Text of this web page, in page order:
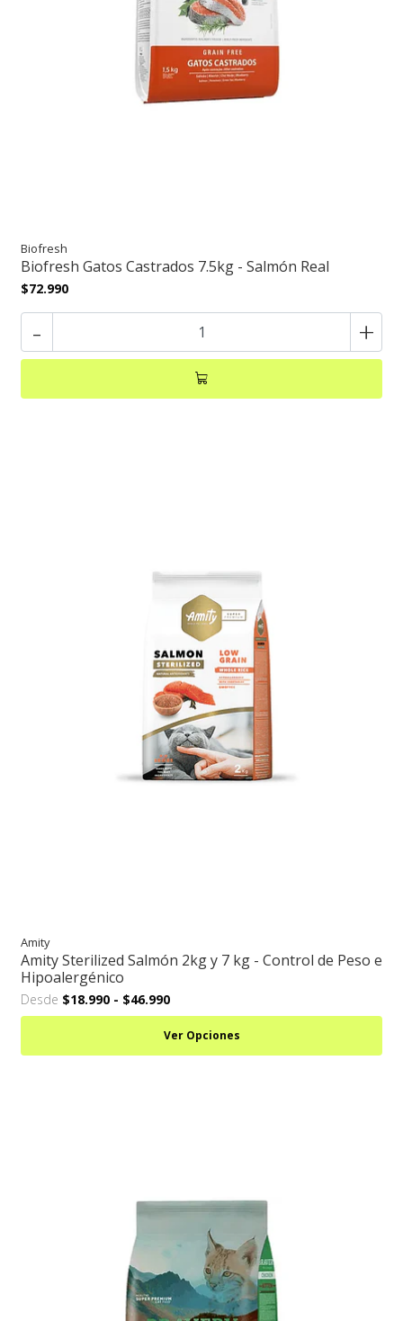
Biofresh
Biofresh Gatos Castrados 7.5kg - Salmón Real
$72.990
- +
Amity
Amity Sterilized Salmón 2kg y 7 kg - Control de Peso e
Hipoalergénico
Desde $18.990 - $46.990
Ver Opciones